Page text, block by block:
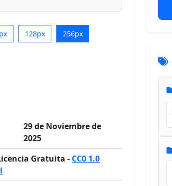
128px 256px
29 de Noviembre de
2025
Gratuita - CC0 1.0